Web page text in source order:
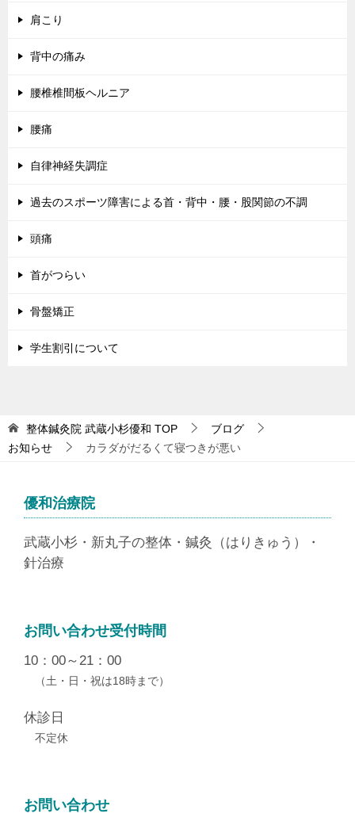
肩こり
背中の痛み
腰椎椎間板ヘルニア
腰痛
自律神経失調症
過去のスポーツ障害による首・背中・腰・股関節の不調
頭痛
首がつらい
骨盤矯正
学生割引について
整体鍼灸院 武蔵小杉優和 TOP
ブログ
お知らせ
カラダがだるくて寝つきが悪い
優和治療院
武蔵小杉・新丸子の整体・鍼灸（はりきゅう）・
針治療
お問い合わせ受付時間
10：00～21：00
（土・日・祝は18時まで）
休診日
不定休
お問い合わせ